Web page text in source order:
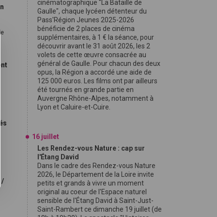
/
cinématographique "La Bataille de
Gaulle", chaque lycéen détenteur du
Pass'Région Jeunes 2025-2026
bénéficie de 2 places de cinéma
supplémentaires, à 1 € la séance, pour
découvrir avant le 31 août 2026, les 2
volets de cette œuvre consacrée au
général de Gaulle. Pour chacun des deux
opus, la Région a accordé une aide de
125 000 euros. Les films ont par ailleurs
été tournés en grande partie en
Auvergne Rhône-Alpes, notamment à
Lyon et Caluire-et-Cuire.
16 juillet
Les Rendez-vous Nature : cap sur
l'Étang David
Dans le cadre des Rendez-vous Nature
2026, le Département de la Loire invite
petits et grands à vivre un moment
original au coeur de l'Espace naturel
sensible de l'Étang David à Saint-Just-
Saint-Rambert ce dimanche 19 juillet (de